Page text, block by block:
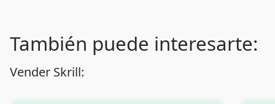
También puede interesarte:
Vender Skrill: